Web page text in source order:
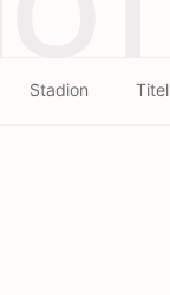
Stadion Titel